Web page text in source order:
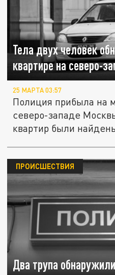
Тела двух человек
квартире на северо-
25 МАРТА 03:57
Полиция прибыла на
северо-западе
квартир были
Два трупа
ПРОИСШЕСТВИЯ